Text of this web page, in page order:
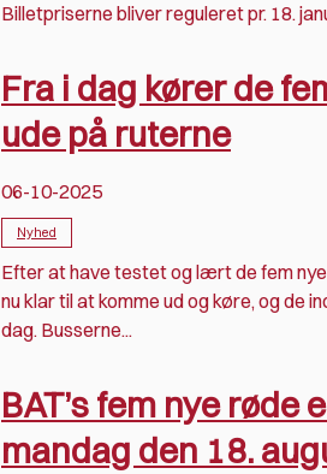
Billetpriserne bliver reguleret pr. 18.
Fra i dag kører de
ude på ruterne
06-10-2025
Nyhed
Efter at have testet og lært de fem
nu klar til at komme ud og køre, og de
dag. Busserne...
BAT’s fem nye røde
mandag den 18.